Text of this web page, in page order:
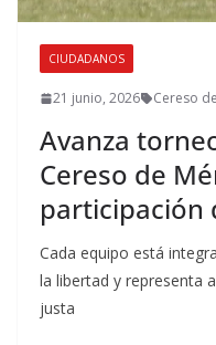
CIUDADANOS
21 junio, 2026 Cereso
Avanza
Cereso de
participación
Cada equipo está
la libertad y representa
justa